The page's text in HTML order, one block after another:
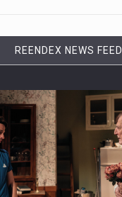
REENDEX NEWS FEED